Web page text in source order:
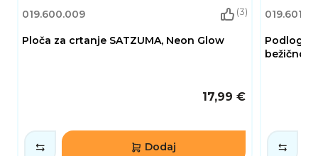
019.600.009 (3)
Ploča za crtanje SATZUMA, Neon Glow
17,99 €
Dodaj
Podloga
bežično